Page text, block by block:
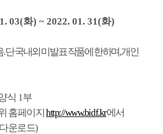
03(화) ~ 2022. 01. 31(화)
.단 국내외 미발표 작품에 한하며,개인
식 1부
홈페이지http://www.bidf.kr에서
다운로드)